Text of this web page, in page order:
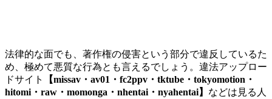
法律的な面でも、著作権の侵害という部分で違反しているた
め、極めて悪質な行為とも言えるでしょう。違法アップロー
ドサイト
【missav・av01・fc2ppv・tktube・tokyomotion・
hitomi・raw・momonga・nhentai・nyahentai】 などは見る人